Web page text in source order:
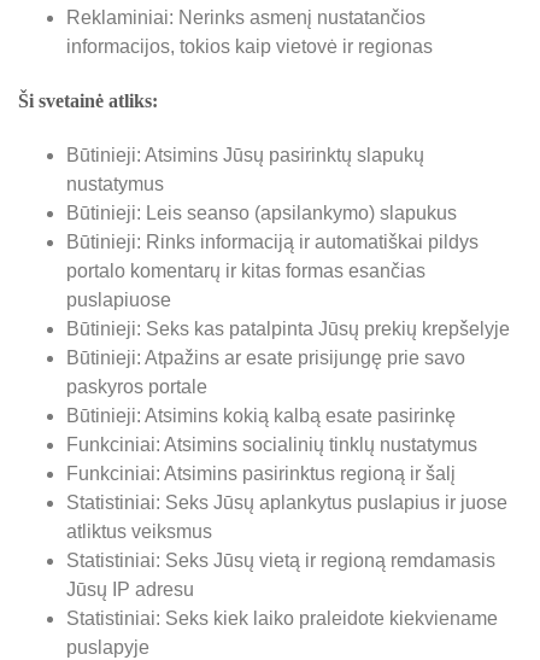
Reklaminiai: Nerinks asmenį nustatančios
informacijos, tokios kaip vietovė ir regionas
Ši svetainė atliks:
Būtinieji: Atsimins Jūsų pasirinktų slapukų
nustatymus
Būtinieji: Leis seanso (apsilankymo) slapukus
Būtinieji: Rinks informaciją ir automatiškai pildys
portalo komentarų ir kitas formas esančias
puslapiuose
Būtinieji: Seks kas patalpinta Jūsų prekių krepšelyje
Būtinieji: Atpažins ar esate prisijungę prie savo
paskyros portale
Būtinieji: Atsimins kokią kalbą esate pasirinkę
Funkciniai: Atsimins socialinių tinklų nustatymus
Funkciniai: Atsimins pasirinktus regioną ir šalį
Statistiniai: Seks Jūsų aplankytus puslapius ir juose
atliktus veiksmus
Statistiniai: Seks Jūsų vietą ir regioną remdamasis
Jūsų IP adresu
Statistiniai: Seks kiek laiko praleidote kiekviename
puslapyje